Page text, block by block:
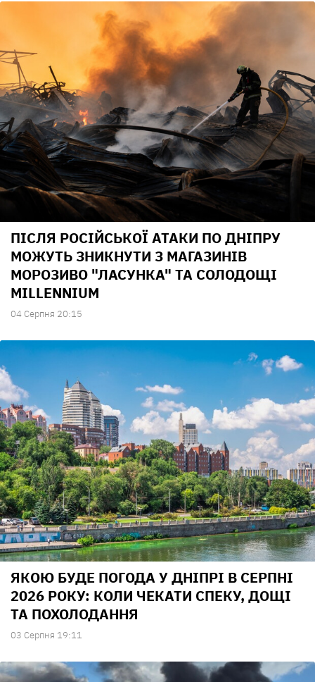
ПІСЛЯ РОСІЙСЬКОЇ АТАКИ ПО ДНІПРУ
МОЖУТЬ ЗНИКНУТИ З МАГАЗИНІВ
МОРОЗИВО "ЛАСУНКА" ТА СОЛОДОЩІ
MILLENNIUM
04 Серпня 20:15
ЯКОЮ БУДЕ ПОГОДА У ДНІПРІ В СЕРПНІ
2026 РОКУ: КОЛИ ЧЕКАТИ СПЕКУ, ДОЩІ
ТА ПОХОЛОДАННЯ
03 Серпня 19:11